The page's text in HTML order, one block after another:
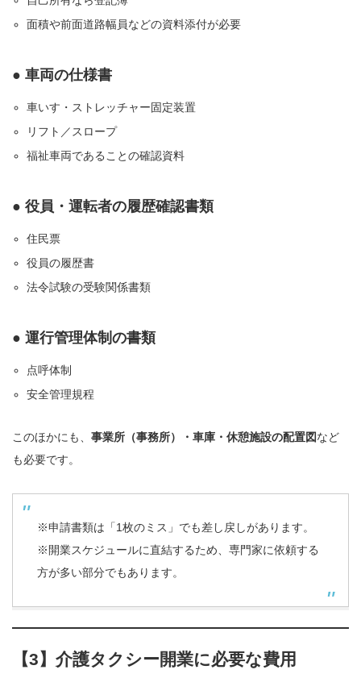
面積や前面道路幅員などの資料添付が必要
● 車両の仕様書
車いす・ストレッチャー固定装置
リフト／スロープ
福祉車両であることの確認資料
● 役員・運転者の履歴確認書類
住民票
役員の履歴書
法令試験の受験関係書類
● 運行管理体制の書類
点呼体制
安全管理規程
このほかにも、 事業所（事務所）・車庫・休憩施設の配置図など
も必要です。
※申請書類は「1枚のミス」でも差し戻しがあります。
※開業スケジュールに直結するため、専門家に依頼する
方が多い部分でもあります。
【3】介護タクシー開業に必要な費用